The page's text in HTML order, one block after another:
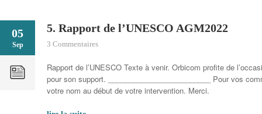
05
Sep
5. Rapport de l’UNESCO AGM2022
3 Commentaires
Rapport de l’UNESCO Texte à venir. Orbicom profite de
pour son support. _________________________ Pour vos
votre nom au début de votre intervention. Merci.